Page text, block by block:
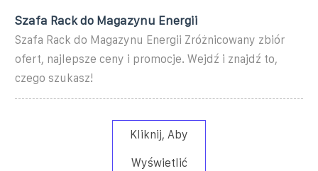
Szafa Rack do Magazynu Energii
Szafa Rack do Magazynu Energii Zróżnicowany zbiór
ofert, najlepsze ceny i promocje. Wejdź i znajdź to,
czego szukasz!
Kliknij, Aby
Wyświetlić